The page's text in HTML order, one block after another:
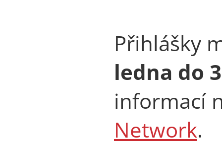
Přihlášky
ledna do
informací
Network.